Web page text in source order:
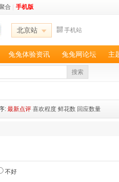
合 手机版
北京站 手机站
兔兔体验资讯 兔兔网论坛 主
搜索
: 最新点评 喜欢程度 鲜花数 回应数量
不好